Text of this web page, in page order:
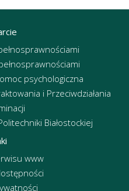
psychologiczna
i Przeciwdziałania
Białostockiej
www